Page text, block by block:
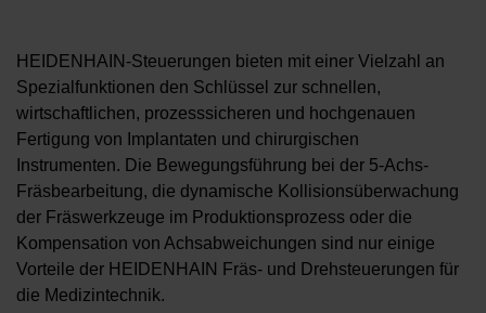
HEIDENHAIN-Steuerungen bieten mit einer Vielzahl an
Spezialfunktionen den Schlüssel zur schnellen,
wirtschaftlichen, prozesssicheren und hochgenauen
Fertigung von Implantaten und chirurgischen
Instrumenten. Die Bewegungsführung bei der 5-Achs-
Fräsbearbeitung, die dynamische Kollisionsüberwachung
der Fräswerkzeuge im Produktionsprozess oder die
Kompensation von Achsabweichungen sind nur einige
Vorteile der HEIDENHAIN Fräs- und Drehsteuerungen für
die Medizintechnik.